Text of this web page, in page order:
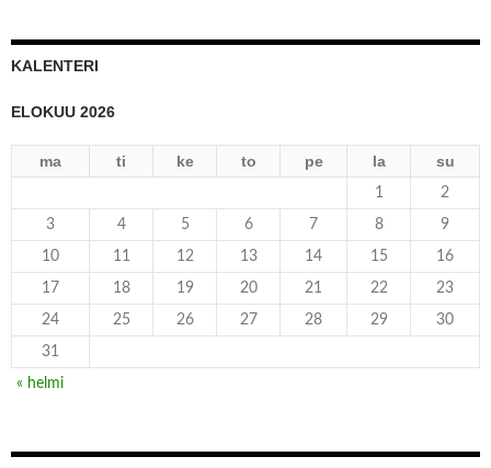
KALENTERI
ELOKUU 2026
ma ti ke to pe la su
1 2
3 4 5 6 7 8 9
10 11 12 13 14 15 16
17 18 19 20 21 22 23
24 25 26 27 28 29 30
31
« helmi